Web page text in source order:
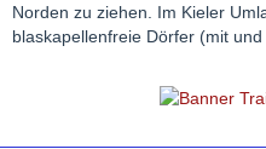
Norden zu ziehen. Im Kieler
blaskapellenfreie Dörfer (mit und